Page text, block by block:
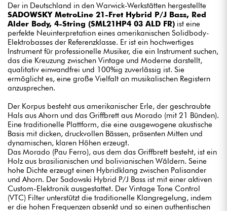
Der in Deutschland in den Warwick-Werkstätten hergestellte
SADOWSKY MetroLine 21-Fret Hybrid P/J Bass, Red
Alder Body, 4-String (SML21HP4 03 ALD FR) ist eine
perfekte Neuinterpretation eines amerikanischen Solidbody-
Elektrobasses der Referenzklasse. Er ist ein hochwertiges
Instrument für professionelle Musiker, die ein Instrument suchen,
das die Kreuzung zwischen Vintage und Moderne darstellt,
qualitativ einwandfrei und 100%ig zuverlässig ist. Sie
ermöglicht es, eine große Vielfalt an musikalischen Registern
anzusprechen.
Der Korpus besteht aus amerikanischer Erle, der geschraubte
Hals aus Ahorn und das Griffbrett aus Morado (mit 21 Bünden).
Eine traditionelle Plattform, die eine ausgewogene akustische
Basis mit dicken, druckvollen Bässen, präsenten Mitten und
dynamischen, klaren Höhen erzeugt.
Das Morado (Pau Ferro), aus dem das Griffbrett besteht, ist ein
Holz aus brasilianischen und bolivianischen Wäldern. Seine
hohe Dichte erzeugt einen Hybridklang zwischen Palisander
und Ahorn. Der Sadowski Hybrid P/J Bass ist mit einer aktiven
Custom-Elektronik ausgestattet. Der Vintage Tone Control
(VTC) Filter unterstützt die traditionelle Klangregelung, indem
er die hohen Frequenzen absenkt und so einen authentischen